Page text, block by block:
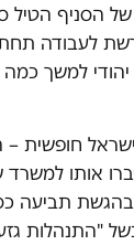
הסניף הטיל
לעבודה
יהודי למשך
חופשית –
אותו למשרד
בהגשת תביעה
בשל "התנהלות